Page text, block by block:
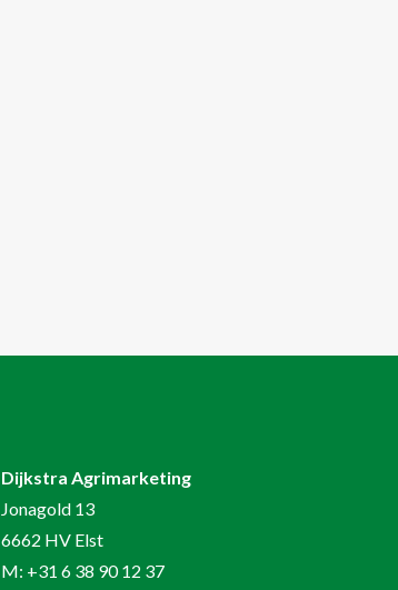
Dijkstra Agrimarketing
Jonagold 13
6662 HV Elst
M: +31 6 38 90 12 37